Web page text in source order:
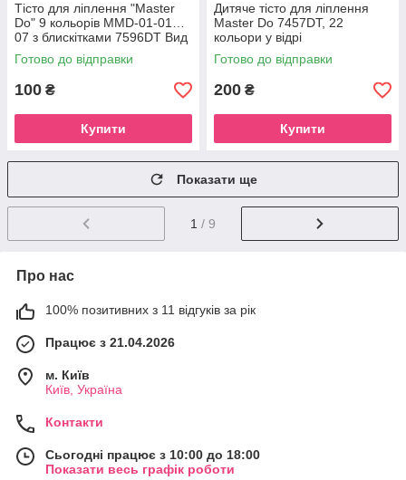
Тісто для ліплення "Master
Do" 9 кольорів MMD-01-01…
07 з блискітками 7596DT Вид
4
Готово до відправки
100 ₴
Купити
Дитяче тісто для ліплення
Master Do 7457DT, 22
кольори у відрі
Готово до відправки
200 ₴
Купити
Показати ще
1 / 9
Про нас
100% позитивних з 11 відгуків за рік
Працює з 21.04.2026
м. Київ
Київ, Україна
Контакти
Сьогодні працює з 10:00 до 18:00
Показати весь графік роботи